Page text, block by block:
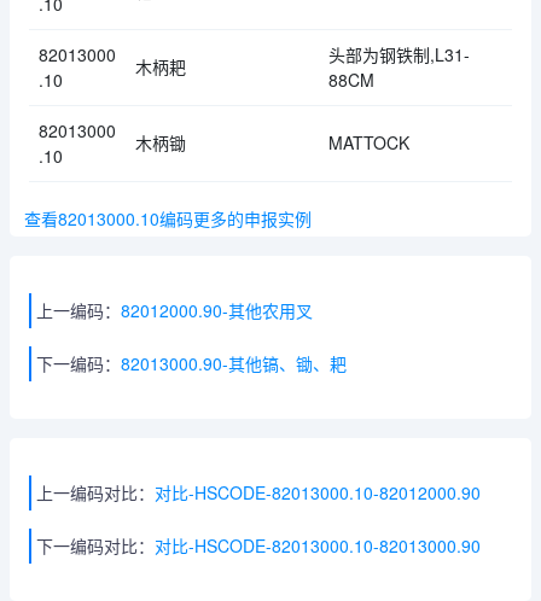
82013000
.10
木柄耙
头部为钢铁制,L31-
88CM
82013000
.10
木柄锄 MATTOCK
查看82013000.10编码更多的申报实例
上一编码： 82012000.90-其他农用叉
下一编码： 82013000.90-其他镐、锄、耙
上一编码对比： 对比-HSCODE-82013000.10-82012000.90
下一编码对比： 对比-HSCODE-82013000.10-82013000.90